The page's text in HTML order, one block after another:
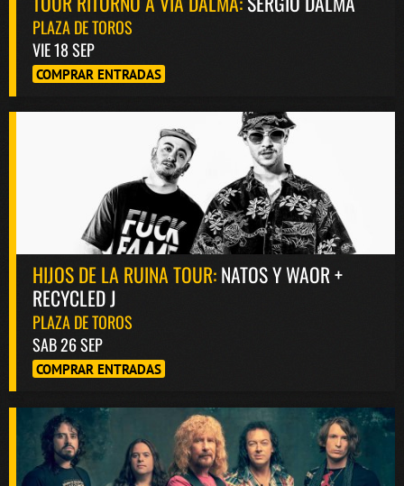
PLAZA DE TOROS
VIE 18 SEP
COMPRAR ENTRADAS
HIJOS DE LA RUINA TOUR:NATOS Y WAOR +
RECYCLED J
PLAZA DE TOROS
SAB 26 SEP
COMPRAR ENTRADAS